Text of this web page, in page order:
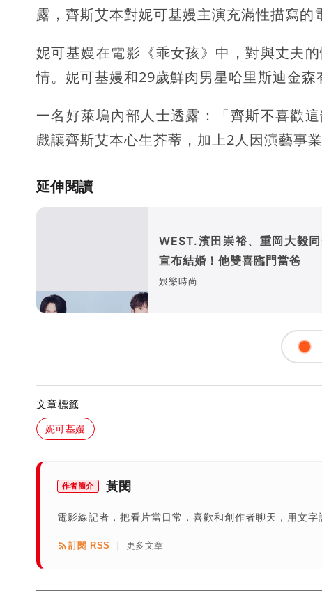
露，齊斯艾本對妮可基嫚主演充滿性描寫
妮可基嫚在電影《乖女孩》中，對與丈夫
情。妮可基嫚和29歲鮮肉男星哈里斯迪金森
一名好萊塢內部人士透露：「齊斯不喜歡
戲讓齊斯艾本心生芥蒂，加上2人因演藝事
延伸閱讀
WEST.濱田崇裕、重岡大毅
宣布結婚！他雙喜臨門當爸
娛樂時尚
文章標籤
妮可基嫚
作者簡介 黃閔
電影線記者，把看片當日常，喜歡和創作者聊天，用文
訂閱 RSS 更多文章